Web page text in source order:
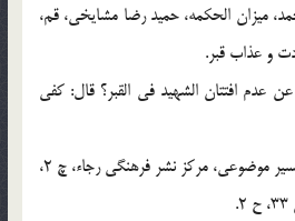
ميزان الحكمه، حميد رضا مشايخي، قم،
عدم افتتان الشهيد في القبر؟ قال: كفي
[27]ـ جوادي آملي، عبداللّه، تفسير موضوعي، مركز نشر فرهنگي رجاء، چ 2،